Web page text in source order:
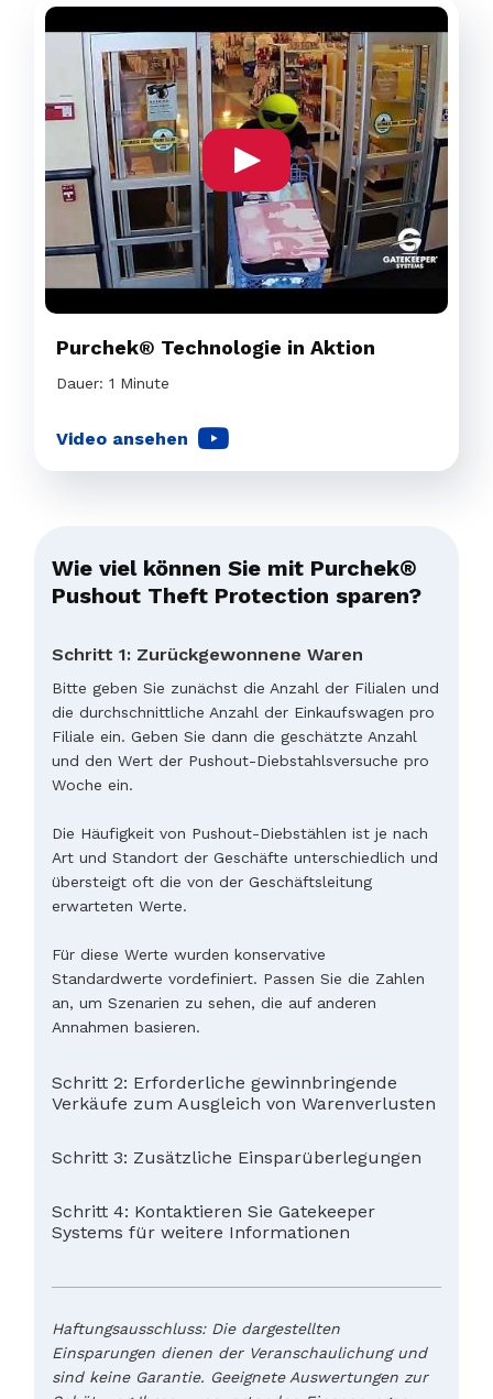
Purchek® Technologie in Aktion
Dauer: 1 Minute
Video ansehen
Wie viel können Sie mit Purchek®
Pushout Theft Protection sparen?
Schritt 1: Zurückgewonnene Waren
Bitte geben Sie zunächst die Anzahl der Filialen und
die durchschnittliche Anzahl der Einkaufswagen pro
Filiale ein. Geben Sie dann die geschätzte Anzahl
und den Wert der Pushout-Diebstahlsversuche pro
Woche ein.
Die Häufigkeit von Pushout-Diebstählen ist je nach
Art und Standort der Geschäfte unterschiedlich und
übersteigt oft die von der Geschäftsleitung
erwarteten Werte.
Für diese Werte wurden konservative
Standardwerte vordefiniert. Passen Sie die Zahlen
an, um Szenarien zu sehen, die auf anderen
Annahmen basieren.
Schritt 2: Erforderliche gewinnbringende
Verkäufe zum Ausgleich von Warenverlusten
Schritt 3: Zusätzliche Einsparüberlegungen
Schritt 4: Kontaktieren Sie Gatekeeper
Systems für weitere Informationen
Haftungsausschluss: Die dargestellten
Einsparungen dienen der Veranschaulichung und
sind keine Garantie. Geeignete Auswertungen zur